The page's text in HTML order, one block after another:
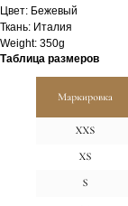
Цвет: Бежевый
Ткань: Италия
Weight: 350g
Таблица размеров